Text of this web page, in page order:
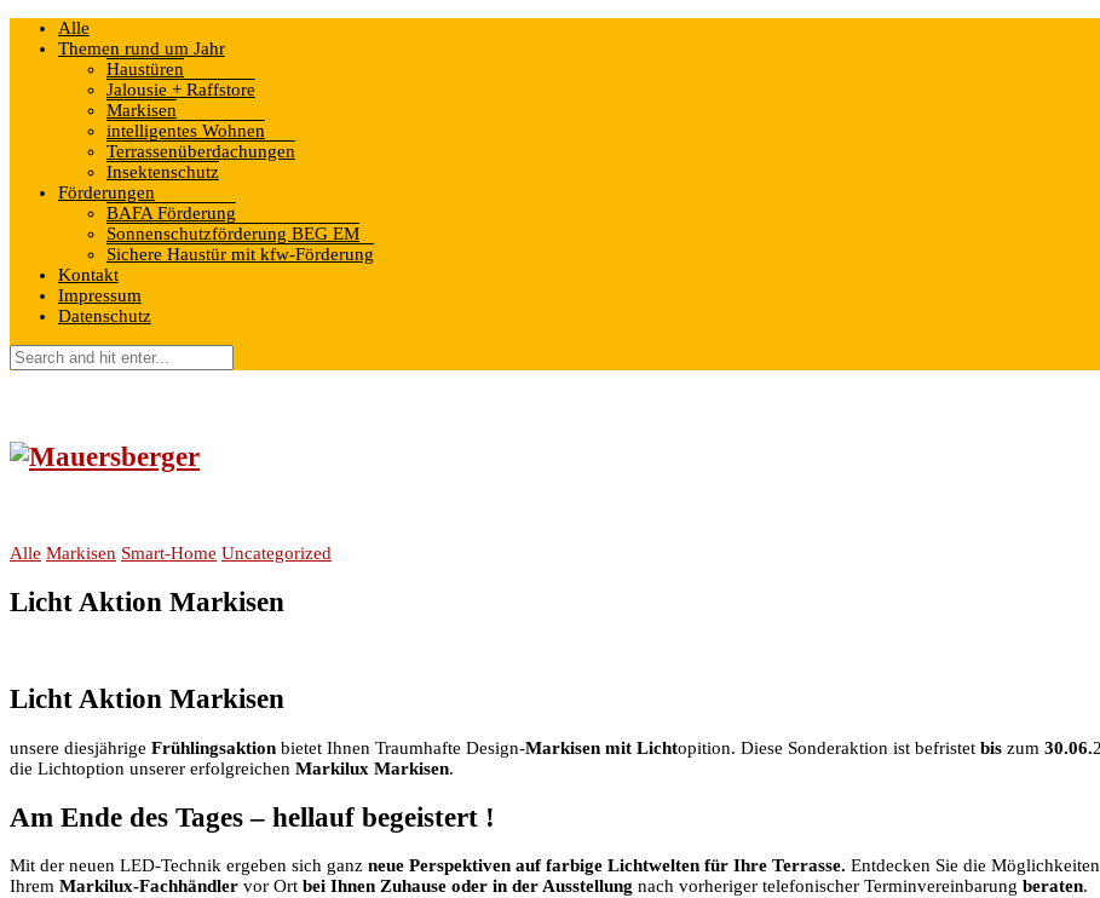
Alle
Themen rund um Jahr
Haustüren
Jalousie + Raffstore
Markisen
intelligentes Wohnen
Terrassenüberdachungen
Insektenschutz
Förderungen
BAFA Förderung
Sonnenschutzförderung BEG EM
Sichere Haustür mit kfw-Förderung
Kontakt
Impressum
Datenschutz
Alle Markisen Smart-Home Uncategorized
Licht Aktion Markisen
Licht Aktion Markisen
unsere diesjährige Frühlingsaktion bietet Ihnen Traumhafte Design-Markisen mit Lichtopition. Diese Sonderaktion ist befristet bis zum 30.06.
die Lichtoption unserer erfolgreichen Markilux Markisen.
Am Ende des Tages – hellauf begeistert !
Mit der neuen LED-Technik ergeben sich ganz neue Perspektiven auf farbige Lichtwelten für Ihre Terrasse. Entdecken Sie die
Ihrem Markilux-Fachhändler vor Ort bei Ihnen Zuhause oder in der Ausstellung nach vorheriger telefonischer Terminvereinbarung beraten.